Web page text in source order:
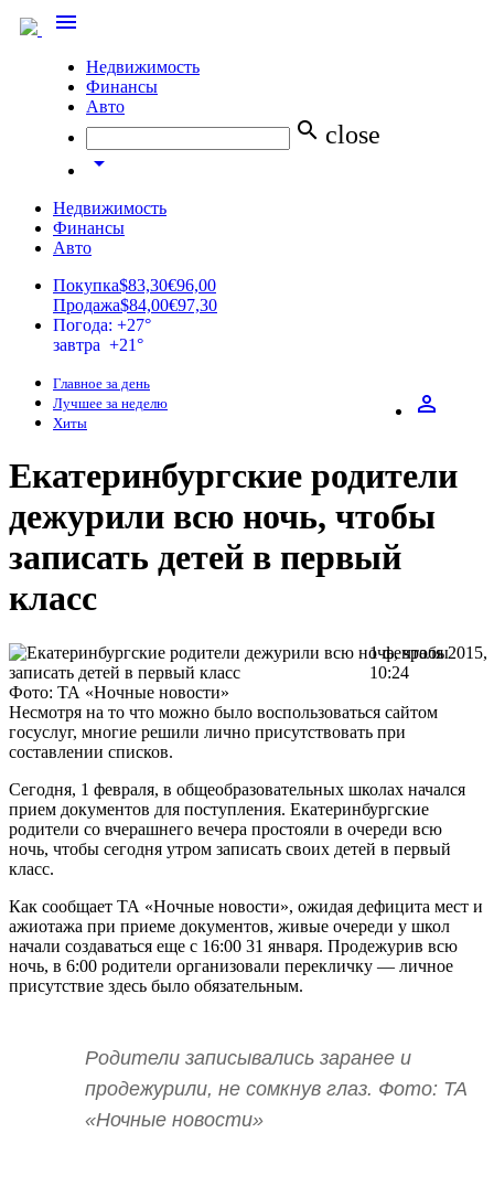
menu
Недвижимость
Финансы
Авто
search close
arrow_drop_down
Недвижимость
Финансы
Авто
Покупка$83,30€96,00
Продажа$84,00€97,30
Погода: +27°
завтра +21°
perm_identity
Главное за день
Лучшее за неделю
Хиты
Екатеринбургские родители
дежурили всю ночь, чтобы
записать детей в первый
класс
1 февраля 2015,
10:24
Фото: ТА «Ночные новости»
Несмотря на то что можно было воспользоваться сайтом
госуслуг, многие решили лично присутствовать при
составлении списков.
Сегодня, 1 февраля, в общеобразовательных школах начался
прием документов для поступления. Екатеринбургские
родители со вчерашнего вечера простояли в очереди всю
ночь, чтобы сегодня утром записать своих детей в первый
класс.
Как сообщает ТА «Ночные новости», ожидая дефицита мест и
ажиотажа при приеме документов, живые очереди у школ
начали создаваться еще с 16:00 31 января. Продежурив всю
ночь, в 6:00 родители организовали перекличку — личное
присутствие здесь было обязательным.
Родители записывались заранее и
продежурили, не сомкнув глаз. Фото: ТА
«Ночные новости»